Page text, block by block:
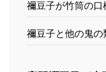
禰豆子が竹筒の
禰豆子と他の鬼の